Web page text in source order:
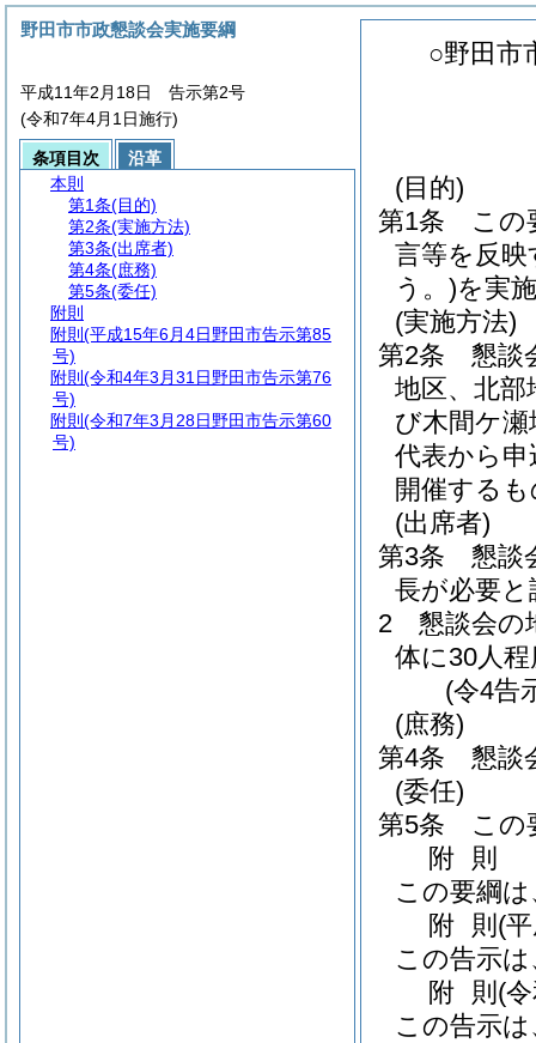
○野田市
(目的)
第1条
この
言等を反
う。)を実
(実施方法)
第2条
懇談
地区、北部
び木間ケ
代表から
開催する
(出席者)
第3条
懇談
長が必要
2
懇談会の
体に30人
(令4告
(庶務)
第4条
懇談
(委任)
第5条
この
附 則
この要綱
附 則 (
この告示
附 則 (
この告示
野田市市政懇談会実施要綱
平成11年2月18日 告示第2号
(令和7年4月1日施行)
条項目次
沿革
本則
第1条(目的)
第2条(実施方法)
第3条(出席者)
第4条(庶務)
第5条(委任)
附則
附則 (平成15年6月4日野田市告示第85
号)
附則 (令和4年3月31日野田市告示第76
号)
附則 (令和7年3月28日野田市告示第60
号)